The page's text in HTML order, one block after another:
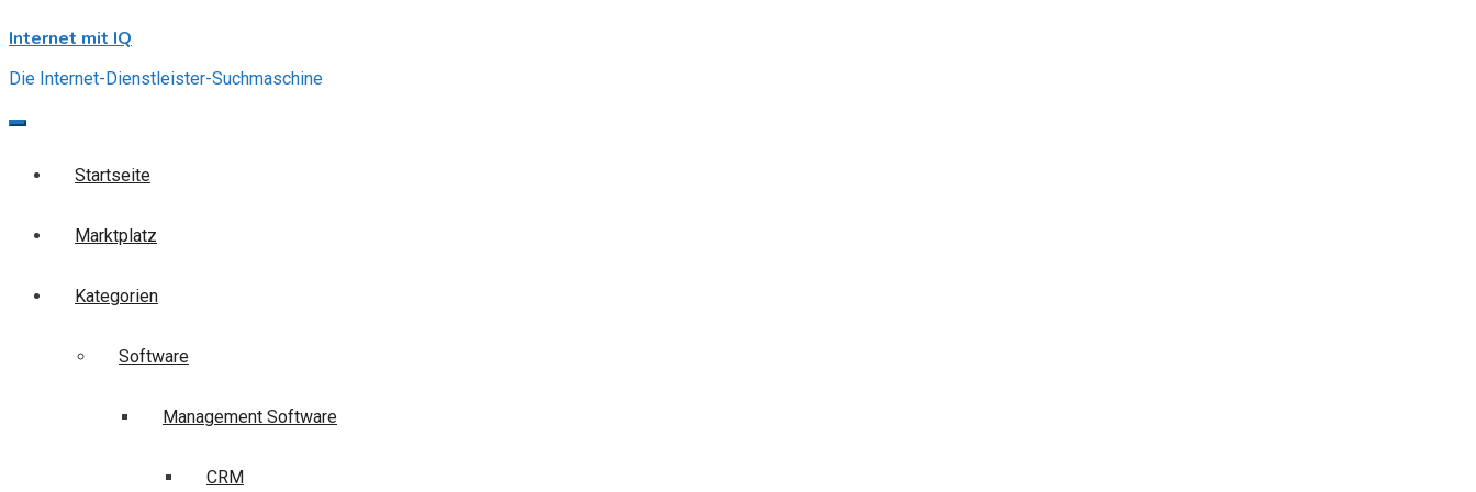
to
Internet mit IQ
Die Internet-Dienstleister-Suchmaschine
Startseite
Marktplatz
Kategorien
Software
Management Software
CRM